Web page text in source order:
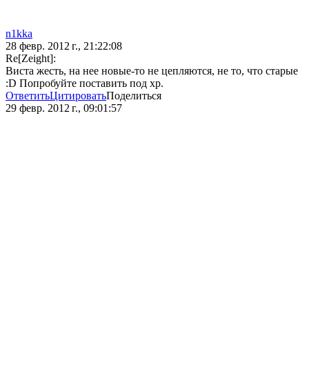
n1kka
28 февр. 2012 г., 21:22:08
Re[Zeight]:
Виста жесть, на нее новые-то не цепляются, не то, что старые
:D Попробуйте поставить под xp.
ОтветитьЦитироватьПоделиться
29 февр. 2012 г., 09:01:57